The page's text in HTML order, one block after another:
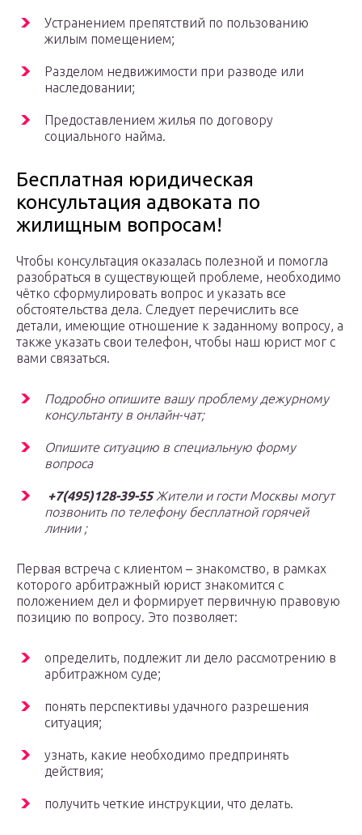
Устранением препятствий по пользованию
жилым помещением;
Разделом недвижимости при разводе или
наследовании;
Предоставлением жилья по договору
социального найма.
Бесплатная юридическая
консультация адвоката по
жилищным вопросам!
Чтобы консультация оказалась полезной и помогла
разобраться в существующей проблеме, необходимо
чётко сформулировать вопрос и указать все
обстоятельства дела. Следует перечислить все
детали, имеющие отношение к заданному вопросу, а
также указать свои телефон, чтобы наш юрист мог с
вами связаться.
Подробно опишите вашу проблему дежурному
консультанту в онлайн-чат;
Опишите ситуацию в специальную форму
вопроса
+7(495)128-39-55Жители и гости Москвы могут
позвонить по телефону бесплатной горячей
линии ;
Первая встреча с клиентом – знакомство, в рамках
которого арбитражный юрист знакомится с
положением дел и формирует первичную правовую
позицию по вопросу. Это позволяет:
определить, подлежит ли дело рассмотрению в
арбитражном суде;
понять перспективы удачного разрешения
ситуация;
узнать, какие необходимо предпринять
действия;
получить четкие инструкции, что делать.